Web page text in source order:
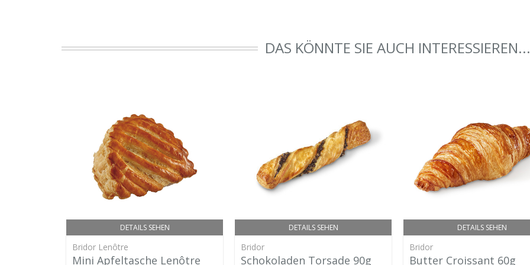
DAS KÖNNTE SIE AUCH INTERESSIEREN...
DETAILS SEHEN
Bridor Lenôtre
Mini Apfeltasche Lenôtre
DETAILS SEHEN
Bridor
Schokoladen Torsade 90g
DETAILS SEHEN
Bridor
Butter Croissant 60g